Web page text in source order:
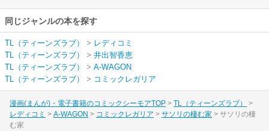
同じジャンルの本を探す
TL（ティーンズラブ） > レディコミ
TL（ティーンズラブ）
> 井出智香恵
TL（ティーンズラブ）
> A-WAGON
TL（ティーンズラブ）
> コミックレガリア
漫画(まんが)・電子書籍のコミックシーモアTOP
TL（ティーンズラブ）
レディコミ
A-WAGON コミックレガリア サソリの棲む家
サソリの棲
む家